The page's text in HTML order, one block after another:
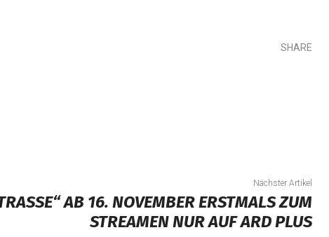
SHARE
Nächster Artikel
AB 16. NOVEMBER ERSTMALS ZUM S
TREAMEN NUR AUF ARD PLUS